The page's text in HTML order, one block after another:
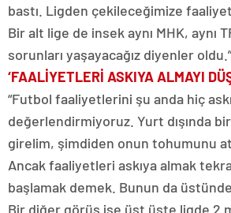
bastı. Ligden çekileceğimize
Bir alt lige de insek aynı MHK, aynı
sorunları yaşayacağız diyenler oldu.”
‘FAALİYETLERİ ASKIYA ALMAYI
“Futbol faaliyetlerini şu anda hiç
değerlendirmiyoruz. Yurt dışında
girelim, şimdiden onun tohumunu
Ancak faaliyetleri askıya almak
başlamak demek. Bunun da
Bir diğer görüş ise üst üste ligde 2